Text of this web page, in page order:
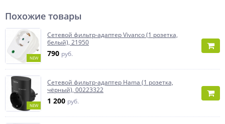
Похожие товары
NEW
Сетевой фильтр-адаптер Vivanco (1 розетка,
белый), 21950
790 руб.
NEW
Сетевой фильтр-адаптер Hama (1 розетка,
чёрный), 00223322
1 200 руб.